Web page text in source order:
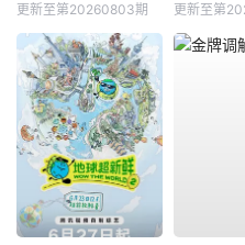
更新至第20260803期 更新至第